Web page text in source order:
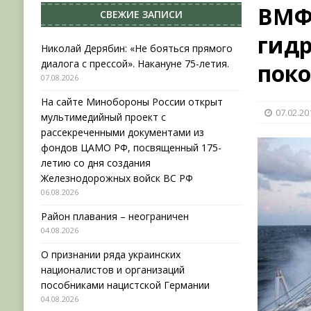
[ 04.08.2026 ] Район плавания – неограничен
[ 04.08.2026 ]
О признании ряда украинских
НОВОСТИ
[ 31.07.2026 ] АВГУСТ В ВОЕННОЙ ИСТОРИИ
[ 07.08.2026 ]
Николай Дерябин: «Не бояться
ВМФ
СВЕЖИЕ ЗАПИСИ
Николай Дерябин: «Не бояться прямого
диалога с прессой». Накануне 75-летия.
07.08.2026
На сайте Минобороны России открыт
мультимедийный проект с
рассекреченными документами из
фондов ЦАМО РФ, посвященный 175-
летию со дня создания
Железнодорожных войск ВС РФ
06.08.2026
Район плавания – неограничен
04.08.2026
О признании ряда украинских
националистов и организаций
пособниками нацистской Германии
04.08.2026